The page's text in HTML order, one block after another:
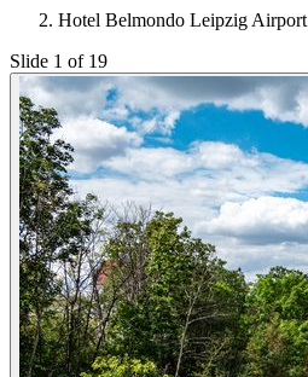
Hotel Belmondo Leipzig Airport
Slide 1 of 19